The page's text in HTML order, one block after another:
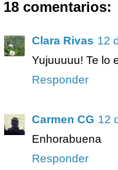
18 comentarios:
Clara Rivas 12
Yujuuuuu! Te lo
Responder
Carmen CG 12
Enhorabuena
Responder